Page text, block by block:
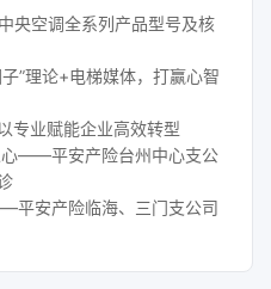
央空调全系列产品型号及核
”理论+电梯媒体，打赢心智
专业赋能企业高效转型
心——平安产险台州中心支公
平安产险临海、三门支公司